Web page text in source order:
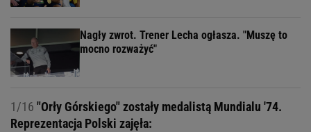
Nagły zwrot. Trener Lecha ogłasza. "Muszę to
mocno rozważyć"
1/16 "Orły Górskiego" zostały medalistą Mundialu '74.
Reprezentacja Polski zajęła: